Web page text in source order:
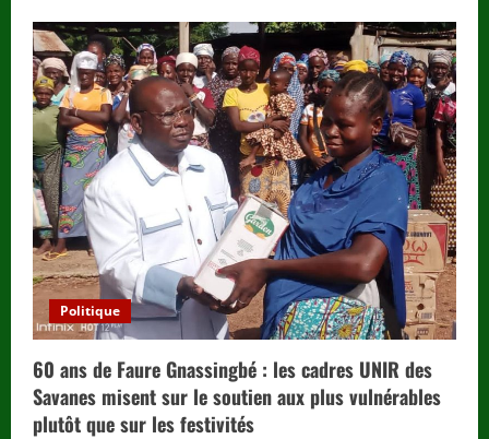
Politique
60 ans de Faure Gnassingbé : les cadres UNIR des
Savanes misent sur le soutien aux plus vulnérables
plutôt que sur les festivités